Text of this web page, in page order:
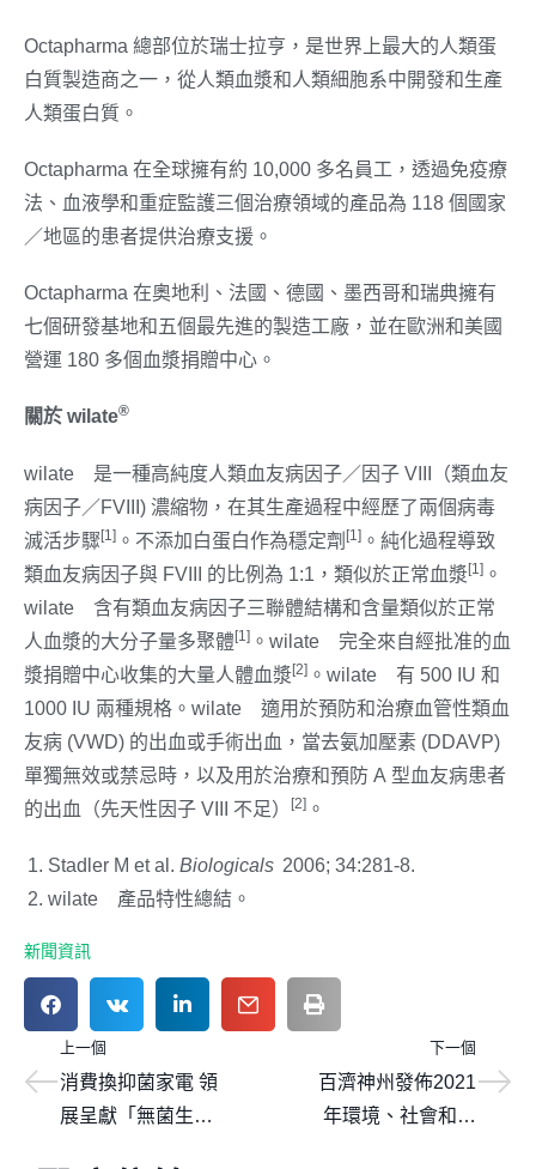
Octapharma 總部位於瑞士拉亨，是世界上最大的人類蛋
白質製造商之一，從人類血漿和人類細胞系中開發和生產
人類蛋白質。
Octapharma 在全球擁有約 10,000 多名員工，透過免疫療
法、血液學和重症監護三個治療領域的產品為 118 個國家
／地區的患者提供治療支援。
Octapharma 在奧地利、法國、德國、墨西哥和瑞典擁有
七個研發基地和五個最先進的製造工廠，並在歐洲和美國
營運 180 多個血漿捐贈中心。
關於 wilate®
wilate
是一種高純度人類血友病因子／因子 VIII（類血友
病因子／FVIII) 濃縮物，在其生產過程中經歷了兩個病毒
滅活步驟[1] 。不添加白蛋白作為穩定劑 [1] 。純化過程導致
類血友病因子與 FVIII 的比例為 1:1，類似於正常血漿[1] 。
wilate
含有類血友病因子三聯體結構和含量類似於正常
人血漿的大分子量多聚體[1] 。wilate
完全來自經批准的血
漿捐贈中心收集的大量人體血漿[2] 。wilate
有 500 IU 和
1000 IU 兩種規格。wilate
適用於預防和治療血管性類血
友病 (VWD) 的出血或手術出血，當去氨加壓素 (DDAVP)
單獨無效或禁忌時，以及用於治療和預防 A 型血友病患者
的出血（先天性因子 VIII 不足）
[2] 。
Stadler M et al. Biologicals 2006; 34:281-8.
wilate
產品特性總結。
新聞資訊
上一個
消費換抑菌家電 領
展呈獻「無菌生活
下一個
百濟神州發佈2021
年環境、社會和公